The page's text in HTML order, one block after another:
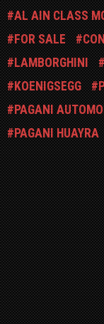
AL AIN CLASS
FOR SALE
LAMBORGHINI
KOENIGSEGG
PAGANI
PAGANI HUAYRA